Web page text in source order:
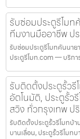
รับซ่อมประตูรีโม
ทีมงานมืออาชีพ ป
รับซ่อมประตูรีโมทคันนา
ประตูรีโมท.com — บริก
รับติดตั้งประตูรั้วรี
อัตโนมัติ, ประตูรั้ว
สวิง ทั่วกรุงเทพ
รับติดตั้งประตูรั้วรีโมทบ้
บานเลื่อน, ประตูรั้วรีโมท